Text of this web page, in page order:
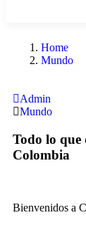
Home
Mundo
Admin
Mundo
Todo lo que
Colombia
Bienvenidos a